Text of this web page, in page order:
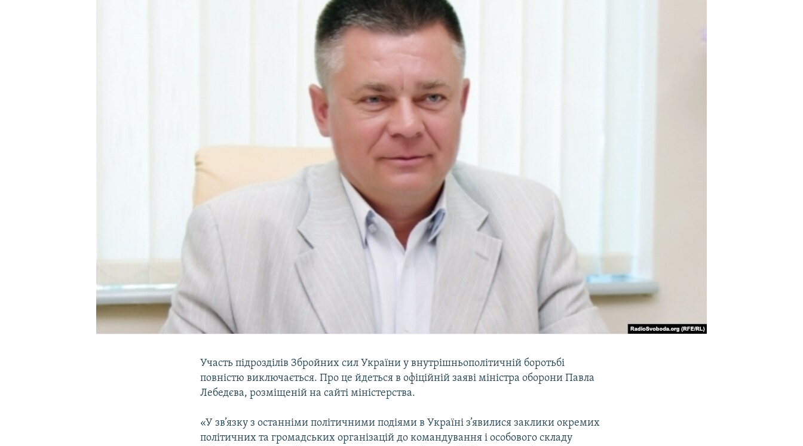
Участь підрозділів Збройних сил України у внутрішньополітичній боротьбі
повністю виключається. Про це йдеться в офіційній заяві міністра оборони Павла
Лебедєва, розміщеній на сайті міністерства.
«У зв’язку з останніми політичними подіями в Україні з’явилися заклики окремих
політичних та громадських організацій до командування і особового складу